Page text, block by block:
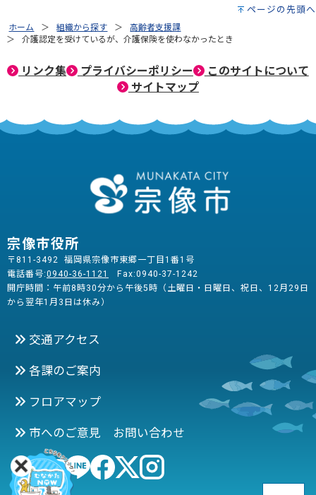
ページの先頭へ
ホーム 組織から探す
高齢者支援課
介護認定を受けているが、介護保険を使わなかったとき
リンク集 プライバシーポリシー
このサイトについて
サイトマップ
宗像市役所
〒811-3492 福岡県宗像市東郷一丁目1番1号
電話番号:0940-36-1121
Fax:0940-37-1242
開庁時間：午前8時30分から午後5時（土曜日・日曜日、祝日、12月29日
から翌年1月3日は休み）
交通アクセス
各課のご案内
フロアマップ
市へのご意見 お問い合わせ